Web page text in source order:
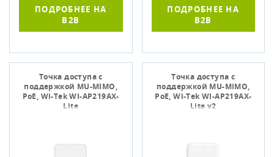
ПОДРОБНЕЕ НА
B2B
ПОДРОБНЕЕ НА
B2B
Точка доступа c
поддержкой MU-MIMO,
PoE, Wi-Tek WI-AP219AX-
Lite
Точка доступа c
поддержкой MU-MIMO,
PoE, Wi-Tek WI-AP219AX-
Lite v2